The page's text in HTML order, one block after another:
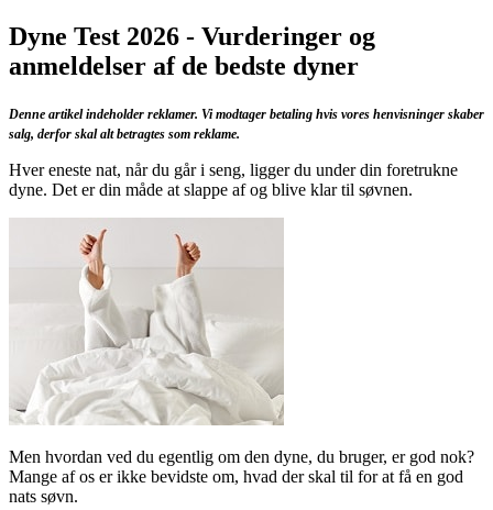
Dyne Test 2026 - Vurderinger og
anmeldelser af de bedste dyner
Denne artikel indeholder reklamer. Vi modtager betaling hvis vores henvisninger skaber
salg, derfor skal alt betragtes som reklame.
Hver eneste nat, når du går i seng, ligger du under din foretrukne
dyne. Det er din måde at slappe af og blive klar til søvnen.
Men hvordan ved du egentlig om den dyne, du bruger, er god nok?
Mange af os er ikke bevidste om, hvad der skal til for at få en god
nats søvn.